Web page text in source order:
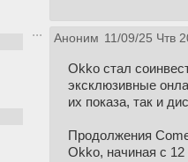
Аноним 11/09/25 Чтв
Okko стал
эксклюзивные
их показа, так и
Продолжения
Okko, начиная с